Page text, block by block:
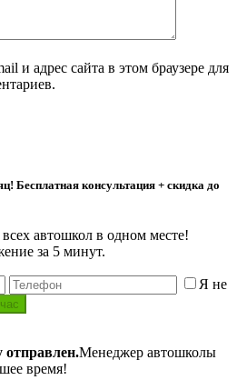
и адрес сайта в этом браузере для
Бесплатная консультация + скидка до
автошкол в одном месте!
за 5 минут.
Я не
Менеджер автошколы
время!